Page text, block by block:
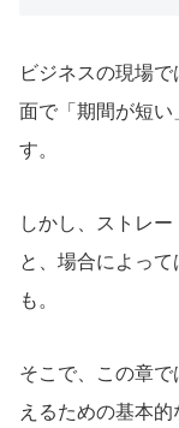
ビジネスの現場
面で「期間が短い
す。
しかし、ストレ
と、場合によっ
も。
そこで、この章
えるための基本的